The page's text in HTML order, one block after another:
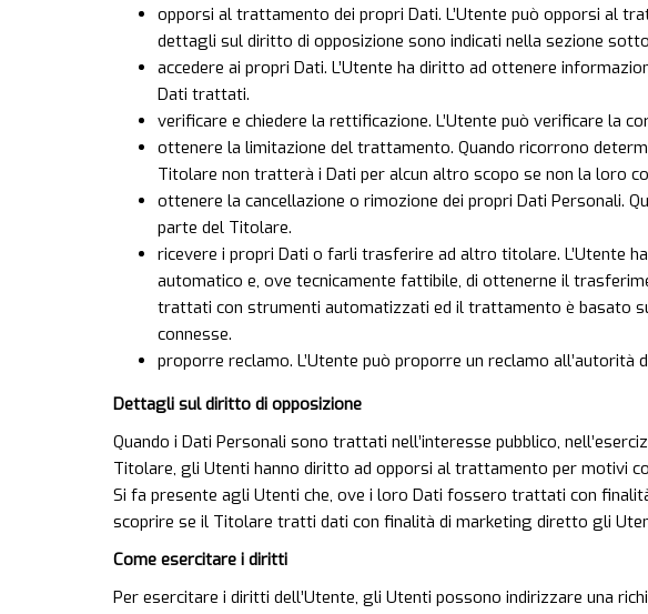
opporsi al trattamento dei propri Dati. L’Utente può opporsi al
dettagli sul diritto di opposizione sono indicati nella sezione
accedere ai propri Dati. L’Utente ha diritto ad ottenere
Dati trattati.
verificare e chiedere la rettificazione. L’Utente può verificare la
ottenere la limitazione del trattamento. Quando ricorrono
Titolare non tratterà i Dati per alcun altro scopo se non la loro
ottenere la cancellazione o rimozione dei propri Dati Personali.
parte del Titolare.
ricevere i propri Dati o farli trasferire ad altro titolare. L’Utente
automatico e, ove tecnicamente fattibile, di ottenerne il
trattati con strumenti automatizzati ed il trattamento è basato
connesse.
proporre reclamo. L’Utente può proporre un reclamo
Dettagli sul diritto di opposizione
Quando i Dati Personali sono trattati nell’interesse pubblico,
Titolare, gli Utenti hanno diritto ad opporsi al trattamento per motivi
Si fa presente agli Utenti che, ove i loro Dati fossero trattati con
scoprire se il Titolare tratti dati con finalità di marketing diretto gli
Come esercitare i diritti
Per esercitare i diritti dell’Utente, gli Utenti possono indirizzare una